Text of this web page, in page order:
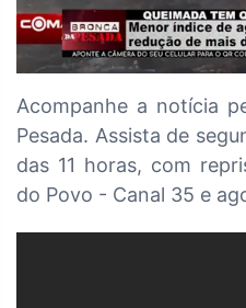
Acompanhe a notícia
Pesada. Assista de
das 11 horas, com
do Povo - Canal 35 e